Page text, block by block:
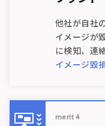
他社が自社
イメージが
に検知、連
イメージ毀
merit 4